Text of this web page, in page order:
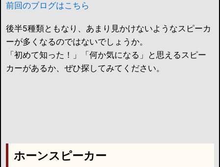
前回のブログはこちら
後半5種類ともなり、あまり見かけないようなスピーカ
ーが多くなるのではないでしょうか。
「初めて知った！」「何か気になる」と思えるスピー
カーがあるか、ぜひ探してみてください。
ホーンスピーカー